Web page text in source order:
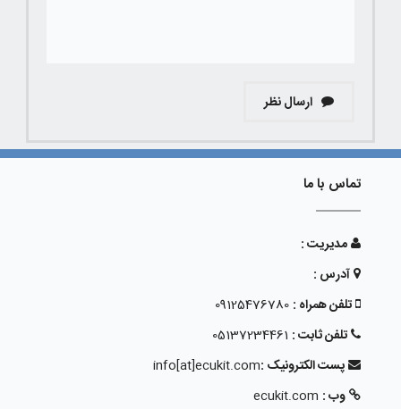
ارسال نظر
تماس با ما
مدیریت :
آدرس :
تلفن همراه : 09125476780
تلفن ثابت : 05137234461
پست الکترونیک :info[at]ecukit.com
وب : ecukit.com